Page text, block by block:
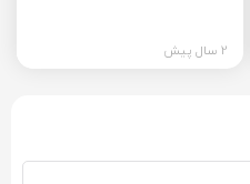
2 سال پیش